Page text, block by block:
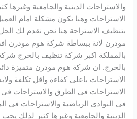
والاستراحات الدينية والجامعية وغيرها
الاستراحات وهنا تكون مشكلة امام
بتنظيف الاستراحة هنا نحن نقدم لك
مودرن لانة ببساطة شركة هوم مودرن
بالمملكة اكبر شركة تنظيف بالخرج
بالخرج. ان شركة هوم مودرن متميزة
الاستراحات باعلى كفاءة واقل تكلفة
الاستراحات فى الطرق والاستراحات فى
فى النوادى الرياضية والاستراحات فى
الدينية والجامعية وغيرها كثير لذلك